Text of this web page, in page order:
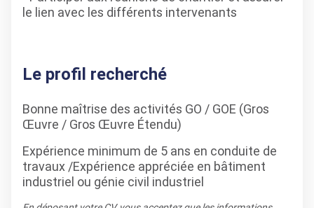
le lien avec les différents intervenants
Le profil recherché
Bonne maîtrise des activités GO / GOE (Gros
Œuvre / Gros Œuvre Étendu)
Expérience minimum de 5 ans en conduite de
travaux /Expérience appréciée en bâtiment
industriel ou génie civil industriel